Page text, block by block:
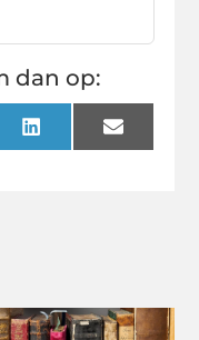
dan op:
LinkedInEmail